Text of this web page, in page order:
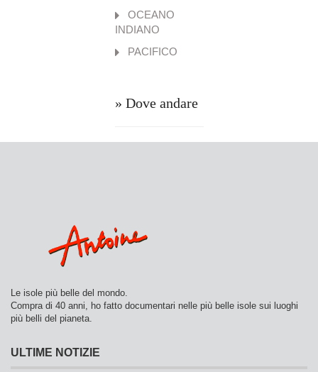
OCEANO
INDIANO
PACIFICO
» Dove andare
Le isole più belle del mondo.
Compra di 40 anni, ho fatto documentari nelle più belle isole sui luoghi
più belli del pianeta.
ULTIME NOTIZIE